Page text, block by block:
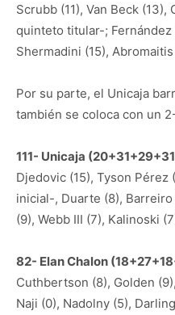
Scrubb (11), Van Beck
quinteto titular-; Fernández
Shermadini (15),
Por su parte, el Unicaja
también se coloca con un
111- Unicaja
Djedovic (15), Tyson
inicial-, Duarte (8),
(9), Webb III (7), Kalinoski
82- Elan Chalon
Cuthbertson (8), Golden
Naji (0), Nadolny (5),